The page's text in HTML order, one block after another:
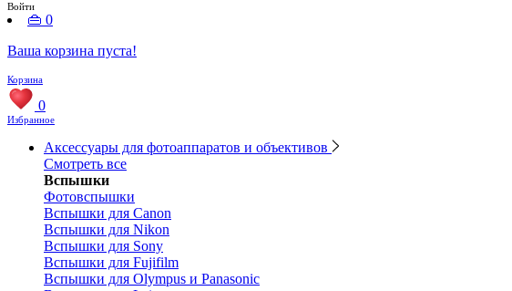
Войти
👜 0
Ваша корзина пуста!
Корзина
0
Избранное
Аксессуары для фотоаппаратов и объективов
Смотреть все
Вспышки
Фотовспышки
Вспышки для Canon
Вспышки для Nikon
Вспышки для Sony
Вспышки для Fujifilm
Вспышки для Olympus и Panasonic